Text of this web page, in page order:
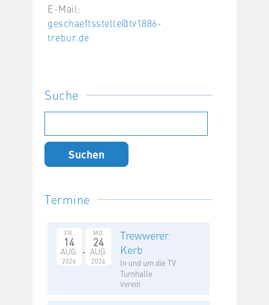
E-Mail:
geschaeftsstelle@tv1886-
trebur.de
Suche
nach:
Termine
FR.
14
AUG.
2026
MO.
24
AUG.
2026
Trewwerer
Kerb
In und um die TV
Turnhalle
Verein